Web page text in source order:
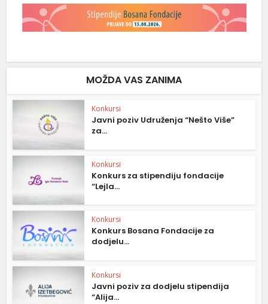
MOŽDA VAS ZANIMA
Konkursi
Javni poziv Udruženja “Nešto Više”
za...
Konkursi
Konkurs za stipendiju fondacije
“Lejla...
Konkursi
Konkurs Bosana Fondacije za
dodjelu...
Konkursi
Javni poziv za dodjelu stipendija
“Alija...